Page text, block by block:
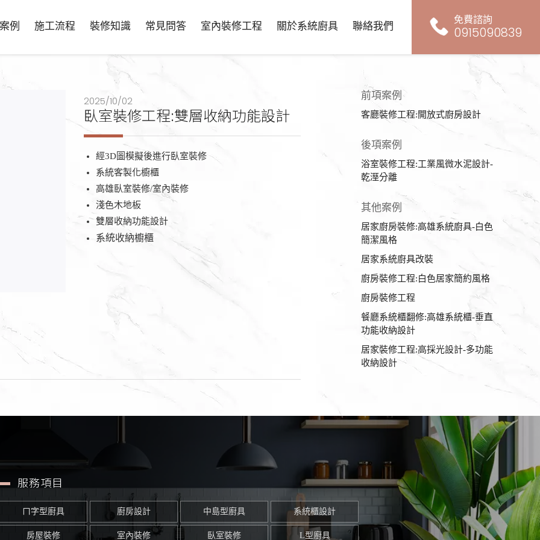
例 施工流程 裝修知識 常見問答 室內裝修工程 關於系統廚具 聯絡我們
免費諮詢
0915090839
臥室裝修工程:雙層收納功能設計
經3D圖模擬後進行臥室裝修
系統客製化櫥櫃
高雄臥室裝修/室內裝修
淺色木地板
雙層收納功能設計
系統收納櫥櫃
前項案例
客廳裝修工程:開放式廚房設計
後項案例
浴室裝修工程:工業風微水泥設計-
乾溼分離
其他案例
居家廚房裝修:高雄系統廚具-白色
簡潔風格
居家系統廚具改裝
廚房裝修工程:白色居家簡約風格
廚房裝修工程
餐廳系統櫃翻修:高雄系統櫃-垂直
功能收納設計
居家裝修工程:高採光設計-多功能
收納設計
服務項目
ㄇ字型廚具 廚房設計 中島型廚具 系統櫃設計
房屋裝修 室內裝修 臥室裝修 L型廚具